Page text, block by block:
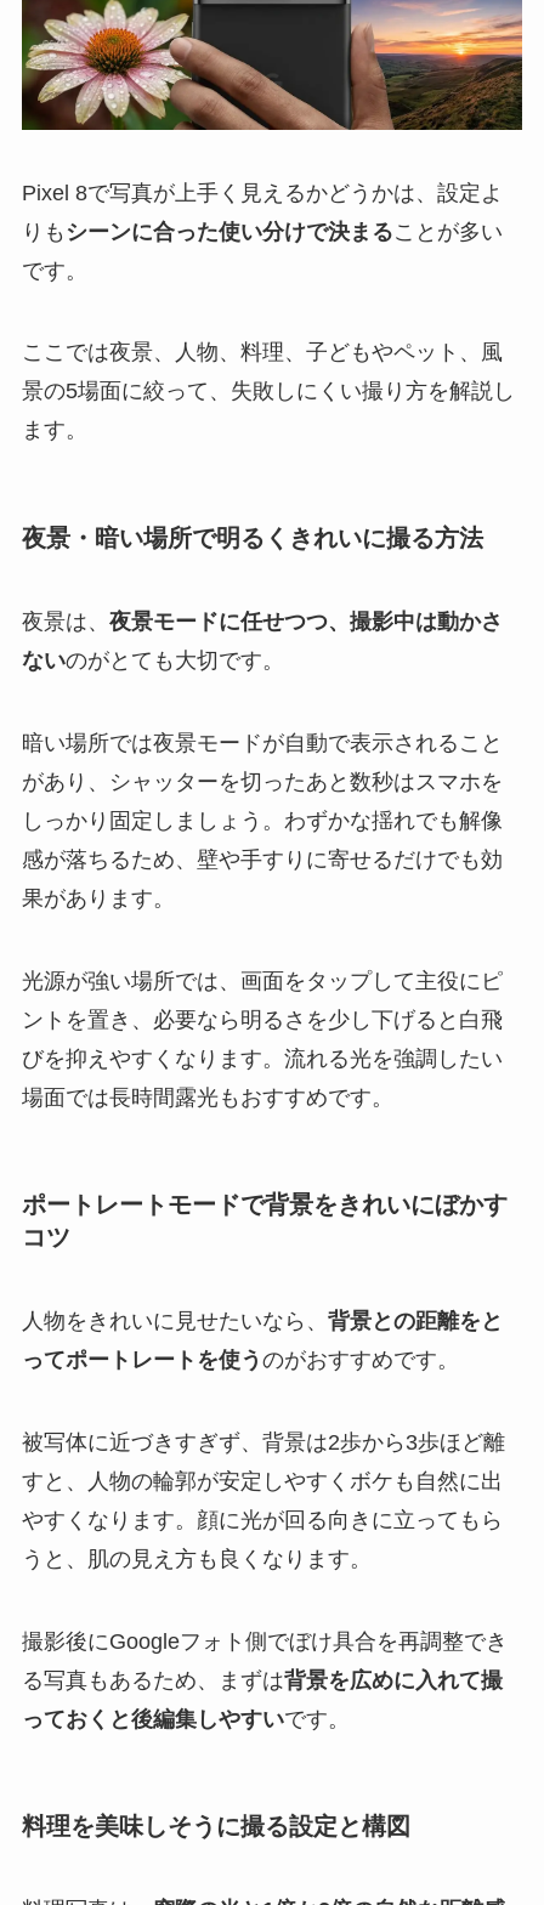
Pixel 8で写真が上手く見えるかどうかは、設定よ
りも シーンに合った使い分けで決まることが多い
です。
ここでは夜景、人物、料理、子どもやペット、風
景の5場面に絞って、失敗しにくい撮り方を解説し
ます。
夜景・暗い場所で明るくきれいに撮る方法
夜景は、 夜景モードに任せつつ、撮影中は動かさ
ないのがとても大切です。
暗い場所では夜景モードが自動で表示されること
があり、シャッターを切ったあと数秒はスマホを
しっかり固定しましょう。わずかな揺れでも解像
感が落ちるため、壁や手すりに寄せるだけでも効
果があります。
光源が強い場所では、画面をタップして主役にピ
ントを置き、必要なら明るさを少し下げると白飛
びを抑えやすくなります。流れる光を強調したい
場面では長時間露光もおすすめです。
ポートレートモードで背景をきれいにぼかす
コツ
人物をきれいに見せたいなら、 背景との距離をと
ってポートレートを使う のがおすすめです。
被写体に近づきすぎず、背景は2歩から3歩ほど離
すと、人物の輪郭が安定しやすくボケも自然に出
やすくなります。顔に光が回る向きに立ってもら
うと、肌の見え方も良くなります。
撮影後にGoogleフォト側でぼけ具合を再調整でき
る写真もあるため、まずは背景を広めに入れて撮
っておくと後編集しやすいです。
料理を美味しそうに撮る設定と構図